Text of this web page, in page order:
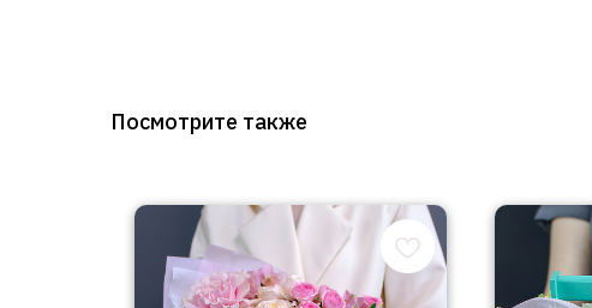
Посмотрите также